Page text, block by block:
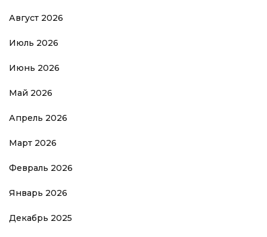
Август 2026
Июль 2026
Июнь 2026
Май 2026
Апрель 2026
Март 2026
Февраль 2026
Январь 2026
Декабрь 2025